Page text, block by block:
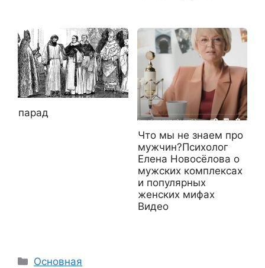
парад
Что мы не знаем про
мужчин?Психолог
Елена Новосёлова о
мужских комплексах
и популярных
женских мифах
Видео
Рубрики
Основная